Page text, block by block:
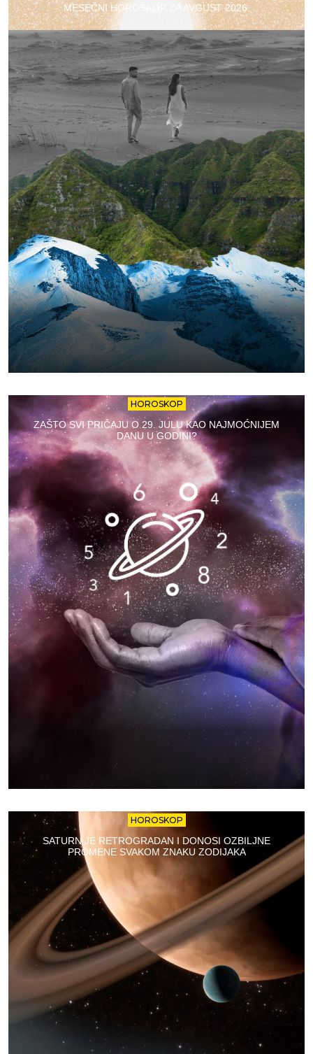
MESEČNI HOROSKOP ZA AVGUST 2026.
HOROSKOP
ZAŠTO SVI PRIČAJU O 29. JULU KAO NAJMOĆNIJEM
DANU U GODINI?
HOROSKOP
SATURN JE RETROGRADAN I DONOSI OZBILJNE
PROMENE SVAKOM ZNAKU ZODIJAKA